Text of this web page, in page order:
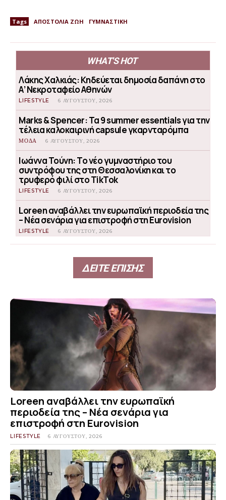
Tags ΑΠΟΣΤΟΛΙΑ ΖΩΗ ΓΥΜΝΑΣΤΙΚΗ
WHAT'S HOT
Λάκης Χαλκιάς: Κηδεύεται δημοσία δαπάνη στο
Α’ Νεκροταφείο Αθηνών
LIFESTYLE 6 ΑΥΓΟΎΣΤΟΥ, 2026
Marks & Spencer: Τα 9 summer essentials για την
τέλεια καλοκαιρινή capsule γκαρνταρόμπα
ΜΟΔΑ 6 ΑΥΓΟΎΣΤΟΥ, 2026
Ιωάννα Τούνη: Το νέο γυμναστήριο του
συντρόφου της στη Θεσσαλονίκη και το
τρυφερό φιλί στο TikTok
LIFESTYLE 6 ΑΥΓΟΎΣΤΟΥ, 2026
Loreen αναβάλλει την ευρωπαϊκή περιοδεία της
– Νέα σενάρια για επιστροφή στη Eurovision
LIFESTYLE 6 ΑΥΓΟΎΣΤΟΥ, 2026
ΔΕΙΤΕ ΕΠΙΣΗΣ
Loreen αναβάλλει την ευρωπαϊκή
περιοδεία της – Νέα σενάρια για
επιστροφή στη Eurovision
LIFESTYLE 6 ΑΥΓΟΎΣΤΟΥ, 2026